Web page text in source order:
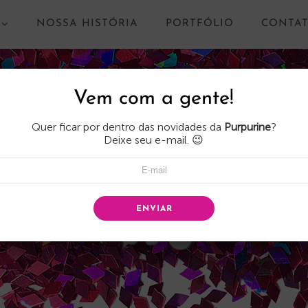
NOSSA HISTÓRIA PORTFÓLIO
Vem com a gente!
Quer ficar por dentro das novidades da Purpurine?
Deixe seu e-mail. 😉
ENVIAR